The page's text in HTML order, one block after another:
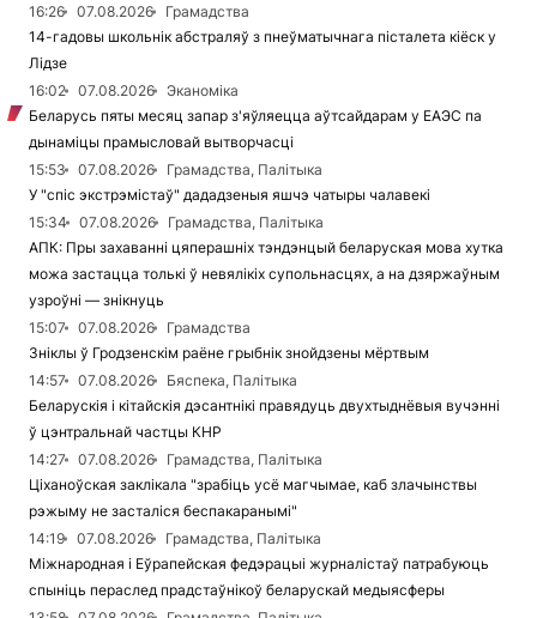
16:26
07.08.2026
Грамадства
14-гадовы школьнік абстраляў з пнеўматычнага пісталета кіёск у
Лідзе
16:02
07.08.2026
Эканоміка
Беларусь пяты месяц запар з'яўляецца аўтсайдарам у ЕАЭС па
дынаміцы прамысловай вытворчасці
15:53
07.08.2026
Грамадства, Палітыка
У "спіс экстрэмістаў" дададзеныя яшчэ чатыры чалавекі
15:34
07.08.2026
Грамадства, Палітыка
АПК: Пры захаванні цяперашніх тэндэнцый беларуская мова хутка
можа застацца толькі ў невялікіх супольнасцях, а на дзяржаўным
узроўні — знікнуць
15:07
07.08.2026
Грамадства
Зніклы ў Гродзенскім раёне грыбнік знойдзены мёртвым
14:57
07.08.2026
Бяспека, Палітыка
Беларускія і кітайскія дэсантнікі правядуць двухтыднёвыя вучэнні
ў цэнтральнай частцы КНР
14:27
07.08.2026
Грамадства, Палітыка
Ціханоўская заклікала "зрабіць усё магчымае, каб злачынствы
рэжыму не засталіся беспакаранымі"
14:19
07.08.2026
Грамадства, Палітыка
Міжнародная і Еўрапейская федэрацыі журналістаў патрабуюць
спыніць пераслед прадстаўнікоў беларускай медыясферы